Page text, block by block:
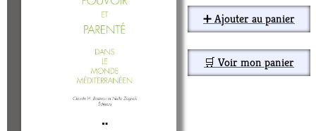
➕ Ajouter au panier
🛒 Voir mon panier